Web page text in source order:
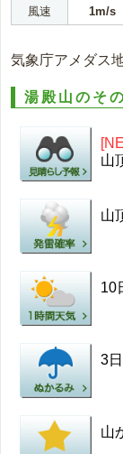
風速
1m/s
気象庁アメダス
湯殿山のそ
山
山
10
3
山